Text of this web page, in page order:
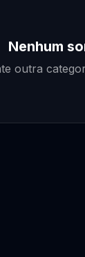
Nenhum
outra